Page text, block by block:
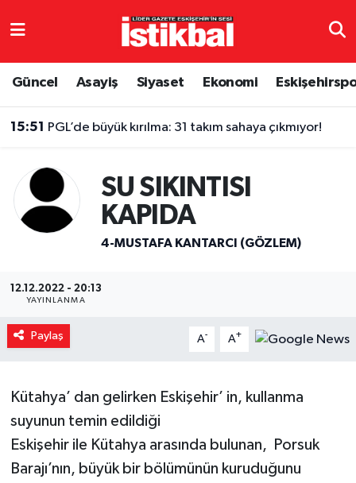
Güncel Asayiş Siyaset Ekonomi
15:51 PGL’de büyük kırılma: 31 takım sahaya çıkmıyor!
SU SIKINTISI
KAPIDA
4-MUSTAFA KANTARCI (GÖZLEM)
12.12.2022 - 20:13
YAYINLANMA
Paylaş A- A+
Kütahya’ dan gelirken Eskişehir’ in, kullanma
suyunun temin edildiği
Eskişehir ile Kütahya arasında bulunan, Porsuk
Barajı’nın, büyük bir bölümünün kuruduğunu
Eskişehirspor
Siyaset
Spor
Ekonomi
Sağlık
Resmi ilanlar
Eskişehir Nöbetçi Eczaneler
Eskişehir Trafik Yoğunluk Haritası
TFF 3.Lig 4.Grup Puan Durumu ve Fikstür
Son Dakika Haberleri
Haber Arşivi